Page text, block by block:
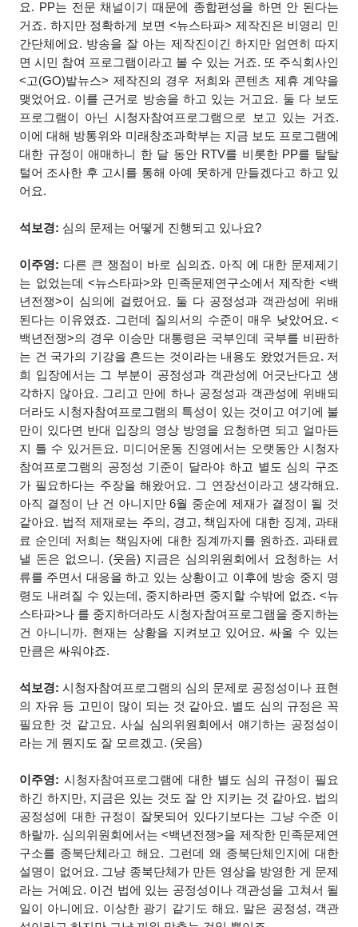
요. PP는 전문 채널이기 때문에 종합편성을 하면 안 된다는
거죠. 하지만 정확하게 보면 <뉴스타파> 제작진은 비영리 민
간단체에요. 방송을 잘 아는 제작진이긴 하지만 엄연히 따지
면 시민 참여 프로그램이라고 볼 수 있는 거죠. 또 주식회사인
<고(GO)발뉴스> 제작진 의 경우 저희와 콘텐츠 제휴 계약을
맺었어요. 이를 근거로 방송을 하고 있는 거고요. 둘 다 보도
프로그램이 아닌 시청자참여프로그램으로 보고 있는 거죠.
이에 대해 방통위와 미래창조과학부는 지금 보도 프로그램에
대한 규정이 애매하니 한 달 동안 RTV를 비롯한 PP를 탈탈
털어 조사한 후 고시를 통해 아예 못하게 만들겠다고 하고 있
어요.
석보경: 심의 문제는 어떻게 진행되고 있나요?
이주영: 다른 큰 쟁점이 바로 심의죠. 아직 에 대한 문제제기
는 없었는데 <뉴스타파>와 민족문제연구소에서 제작한 <백
년전쟁>이 심의에 걸렸어요. 둘 다 공정성과 객관성에 위배
된다는 이유였죠. 그런데 질의서의 수준이 매우 낮았어요. <
백년전쟁>의 경우 이승만 대통령은 국부인데 국부를 비판하
는 건 국가의 기강을 흔드는 것이라는 내용도 왔었거든요. 저
희 입장에서는 그 부분이 공정성과 객관성에 어긋난다고 생
각하지 않아요. 그리고 만에 하나 공정성과 객관성에 위배되
더라도 시청자참여프로그램의 특성이 있는 것이고 여기에 불
만이 있다면 반대 입장의 영상 방영을 요청하면 되고 얼마든
지 틀 수 있거든요. 미디어운동 진영에서는 오랫동안 시청자
참여프로그램의 공정성 기준이 달라야 하고 별도 심의 구조
가 필요하다는 주장을 해왔어요. 그 연장선이라고 생각해요.
아직 결정이 난 건 아니지만 6월 중순에 제재가 결정이 될 것
같아요. 법적 제재로는 주의, 경고, 책임자에 대한 징계, 과태
료 순인데 저희는 책임자에 대한 징계까지를 원하죠. 과태료
낼 돈은 없으니. (웃음) 지금은 심의위원회에서 요청하는 서
류를 주면서 대응을 하고 있는 상황이고 이후에 방송 중지 명
령도 내려질 수 있는데, 중지하라면 중지할 수밖에 없죠. <뉴
스타파>나 를 중지하더라도 시청자참여프로그램을 중지하는
건 아니니까. 현재는 상황을 지켜보고 있어요. 싸울 수 있는
만큼은 싸워야죠.
석보경: 시청자참여프로그램의 심의 문제로 공정성이나 표현
의 자유 등 고민이 많이 되는 것 같아요. 별도 심의 규정은 꼭
필요한 것 같고요. 사실 심의위원회에서 얘기하는 공정성이
라는 게 뭔지도 잘 모르겠고. (웃음)
이주영: 시청자참여프로그램에 대한 별도 심의 규정이 필요
하긴 하지만, 지금은 있는 것도 잘 안 지키는 것 같아요. 법의
공정성에 대한 규정이 잘못되어 있다기보다는 그냥 수준 이
하랄까. 심의위원회에서는 <백년전쟁>을 제작한 민족문제연
구소를 종북단체라고 해요. 그런데 왜 종북단체인지에 대한
설명이 없어요. 그냥 종북단체가 만든 영상을 방영한 게 문제
라는 거예요. 이건 법에 있는 공정성이나 객관성을 고쳐서 될
일이 아니에요. 이상한 광기 같기도 해요. 말은 공정성, 객관